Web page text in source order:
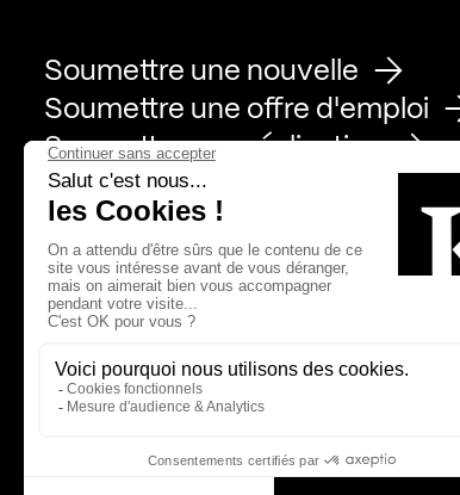
Soumettre une nouvelle
Soumettre une offre d'emploi
Soumettre une réalisation
Page Facebook de Kollectif
Page Instagram de Kollectif
Page Linkedin de Kollectif
Partenaires